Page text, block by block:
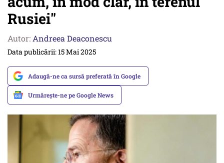
Rusiei"
Autor: Andreea Deaconescu
Data publicării: 15 Mai 2025
Adaugă-ne ca sursă preferată în Google
Urmărește-ne pe Google News